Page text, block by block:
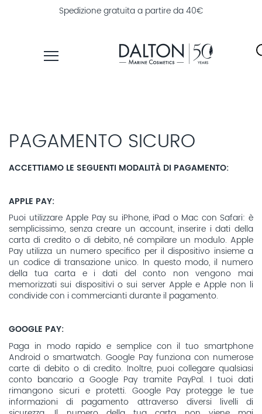
Spedizione gratuita a partire da 40€
TROVA
PRODOTTI
ESPLORA
MAGAZINE
PAGAMENTO SICURO
ACCETTIAMO LE SEGUENTI MODALITÀ DI PAGAMENTO:
APPLE PAY:
Puoi utilizzare Apple Pay su iPhone, iPad o Mac con Safari: è
semplicissimo, senza creare un account, inserire i dati della
carta di credito o di debito, né compilare un modulo. Apple
Pay utilizza un numero specifico per il dispositivo insieme a
un codice di transazione unico. In questo modo, il numero
della tua carta e i dati del conto non vengono mai
memorizzati sui dispositivi o sui server Apple e Apple non li
condivide con i commercianti durante il pagamento.
GOOGLE PAY:
Paga in modo rapido e semplice con il tuo smartphone
Android o smartwatch. Google Pay funziona con numerose
carte di debito o di credito. Inoltre, puoi collegare qualsiasi
conto bancario a Google Pay tramite PayPal. I tuoi dati
rimangono sicuri e protetti. Google Pay protegge le tue
informazioni di pagamento attraverso diversi livelli di